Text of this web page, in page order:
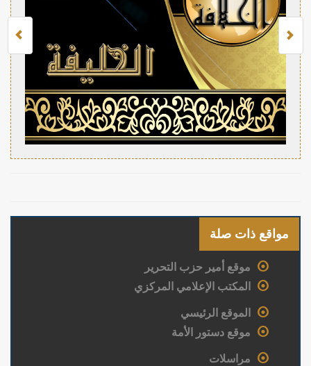
مواقع ذات صلة
موقع أمير حزب التحرير
المكتب الإعلامي المركزي
الموقع الرئيسي
موقع دستور الأمة
مراسلات